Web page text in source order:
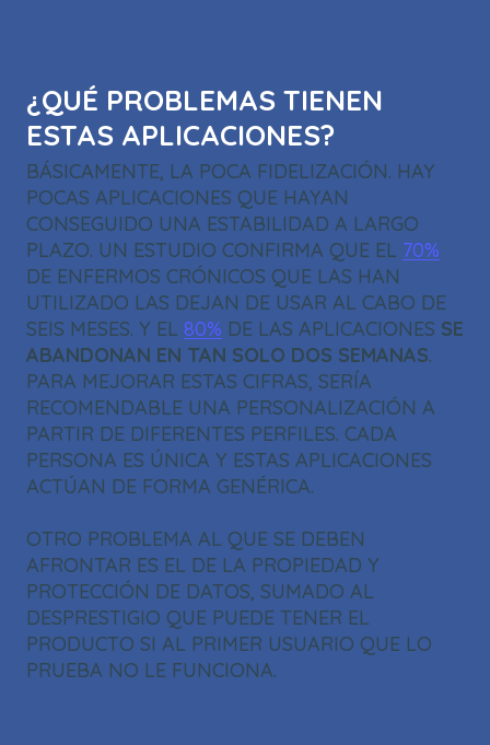
¿QUÉ PROBLEMAS TIENEN
ESTAS APLICACIONES?
BÁSICAMENTE, LA POCA FIDELIZACIÓN. HAY
POCAS APLICACIONES QUE HAYAN
CONSEGUIDO UNA ESTABILIDAD A LARGO
PLAZO. UN ESTUDIO CONFIRMA QUE EL 70%
DE ENFERMOS CRÓNICOS QUE LAS HAN
UTILIZADO LAS DEJAN DE USAR AL CABO DE
SEIS MESES. Y EL 80% DE LAS APLICACIONES SE
ABANDONAN EN TAN SOLO DOS SEMANAS.
PARA MEJORAR ESTAS CIFRAS, SERÍA
RECOMENDABLE UNA PERSONALIZACIÓN A
PARTIR DE DIFERENTES PERFILES. CADA
PERSONA ES ÚNICA Y ESTAS APLICACIONES
ACTÚAN DE FORMA GENÉRICA.
OTRO PROBLEMA AL QUE SE DEBEN
AFRONTAR ES EL DE LA PROPIEDAD Y
PROTECCIÓN DE DATOS, SUMADO AL
DESPRESTIGIO QUE PUEDE TENER EL
PRODUCTO SI AL PRIMER USUARIO QUE LO
PRUEBA NO LE FUNCIONA.